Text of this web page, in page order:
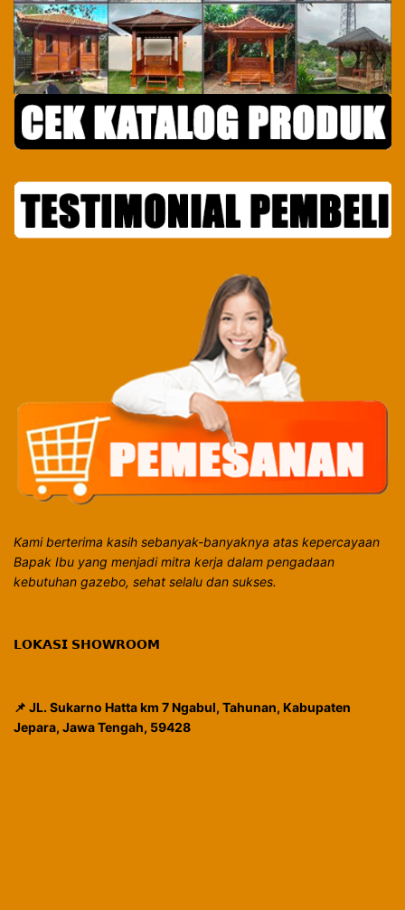
Kami berterima kasih sebanyak-banyaknya atas kepercayaan
Bapak Ibu yang menjadi mitra kerja dalam pengadaan
kebutuhan gazebo, sehat selalu dan sukses.
𝗟𝗢𝗞𝗔𝗦𝗜 𝗦𝗛𝗢𝗪𝗥𝗢𝗢𝗠
📌 JL. Sukarno Hatta km 7 Ngabul, Tahunan, Kabupaten
Jepara, Jawa Tengah, 59428